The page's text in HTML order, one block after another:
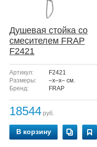
Душевая стойка со
смесителем FRAP
F2421
Артикул:
F2421
Размеры:
–x–x– см.
Бренд:
FRAP
18544 руб.
В корзину